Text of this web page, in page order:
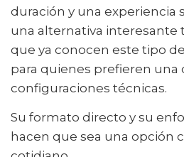
duración y una experiencia
una alternativa interesante
que ya conocen este tipo
para quienes prefieren una
configuraciones técnicas.
Su formato directo y su
hacen que sea una opción